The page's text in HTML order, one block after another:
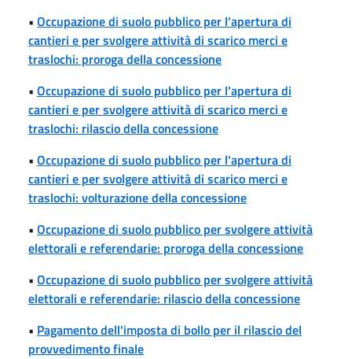
• Occupazione di suolo pubblico per l'apertura di
cantieri e per svolgere attività di scarico merci e
traslochi: proroga della concessione
• Occupazione di suolo pubblico per l'apertura di
cantieri e per svolgere attività di scarico merci e
traslochi: rilascio della concessione
• Occupazione di suolo pubblico per l'apertura di
cantieri e per svolgere attività di scarico merci e
traslochi: volturazione della concessione
• Occupazione di suolo pubblico per svolgere attività
elettorali e referendarie: proroga della concessione
• Occupazione di suolo pubblico per svolgere attività
elettorali e referendarie: rilascio della concessione
• Pagamento dell'imposta di bollo per il rilascio del
provvedimento finale